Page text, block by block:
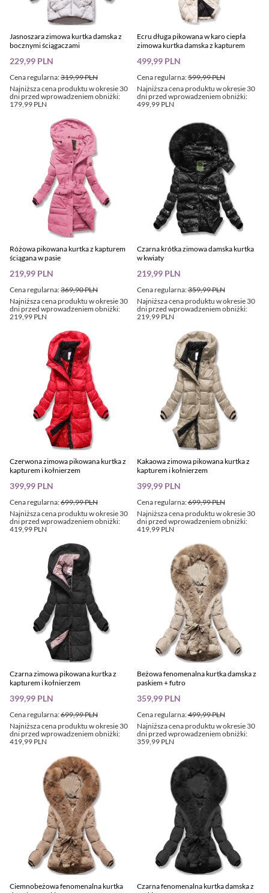
Jasnoszara zimowa kurtka damska z
bocznymi ściągaczami
Cena regularna:319,99 PLN
229,99 PLN
Najniższa cena produktu w okresie 30
dni przed wprowadzeniem obniżki:
179,99 PLN
Ecru długa pikowana w karo ciepła
zimowa kurtka damska z kapturem
Cena regularna:599,99 PLN
499,99 PLN
Najniższa cena produktu w okresie 30
dni przed wprowadzeniem obniżki:
499,99 PLN
Różowa pikowana kurtka z kapturem
ściągana w pasie
Cena regularna:369,90 PLN
219,99 PLN
Najniższa cena produktu w okresie 30
dni przed wprowadzeniem obniżki:
219,99 PLN
Czarna krótka zimowa damska kurtka
w kwiaty
Cena regularna:359,99 PLN
219,99 PLN
Najniższa cena produktu w okresie 30
dni przed wprowadzeniem obniżki:
219,99 PLN
Czerwona zimowa pikowana kurtka z
kapturem i kołnierzem
Cena regularna:699,99 PLN
399,99 PLN
Najniższa cena produktu w okresie 30
dni przed wprowadzeniem obniżki:
419,99 PLN
Kakaowa zimowa pikowana kurtka z
kapturem i kołnierzem
Cena regularna:699,99 PLN
399,99 PLN
Najniższa cena produktu w okresie 30
dni przed wprowadzeniem obniżki:
419,99 PLN
Czarna zimowa pikowana kurtka z
kapturem i kołnierzem
Cena regularna:699,99 PLN
399,99 PLN
Najniższa cena produktu w okresie 30
dni przed wprowadzeniem obniżki:
419,99 PLN
Beżowa fenomenalna kurtka damska z
paskiem + futro
Cena regularna:499,99 PLN
359,99 PLN
Najniższa cena produktu w okresie 30
dni przed wprowadzeniem obniżki:
359,99 PLN
Ciemnobeżowa fenomenalna kurtka
Czarna fenomenalna kurtka damska z